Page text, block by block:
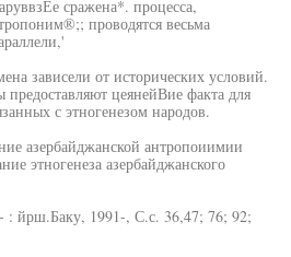
сражена*. процесса,
проводятся весьма
зависели от исторических условий.
цеянейВие факта для
с этногенезом народов.
азербайджанской антропоиимии
этногенеза азербайджанского
: йрш.Баку, 1991-, С.с. 36,47; 76; 92;